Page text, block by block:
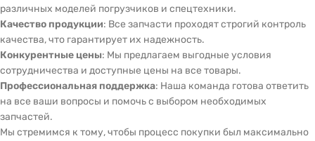
различных моделей погрузчиков и спецтехники.
Качество продукции: Все запчасти проходят строгий контроль
качества, что гарантирует их надежность.
Конкурентные цены: Мы предлагаем выгодные условия
сотрудничества и доступные цены на все товары.
Профессиональная поддержка: Наша команда готова ответить
на все ваши вопросы и помочь с выбором необходимых
запчастей.
Мы стремимся к тому, чтобы процесс покупки был максимально